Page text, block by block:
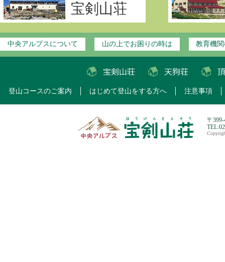
宝剣山荘
中央アルプスについて 山の上でお困りの時は 教育機
登山コースのご案内 はじめて登山をする方へ 注意事項
〒